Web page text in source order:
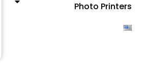
Photo Printers